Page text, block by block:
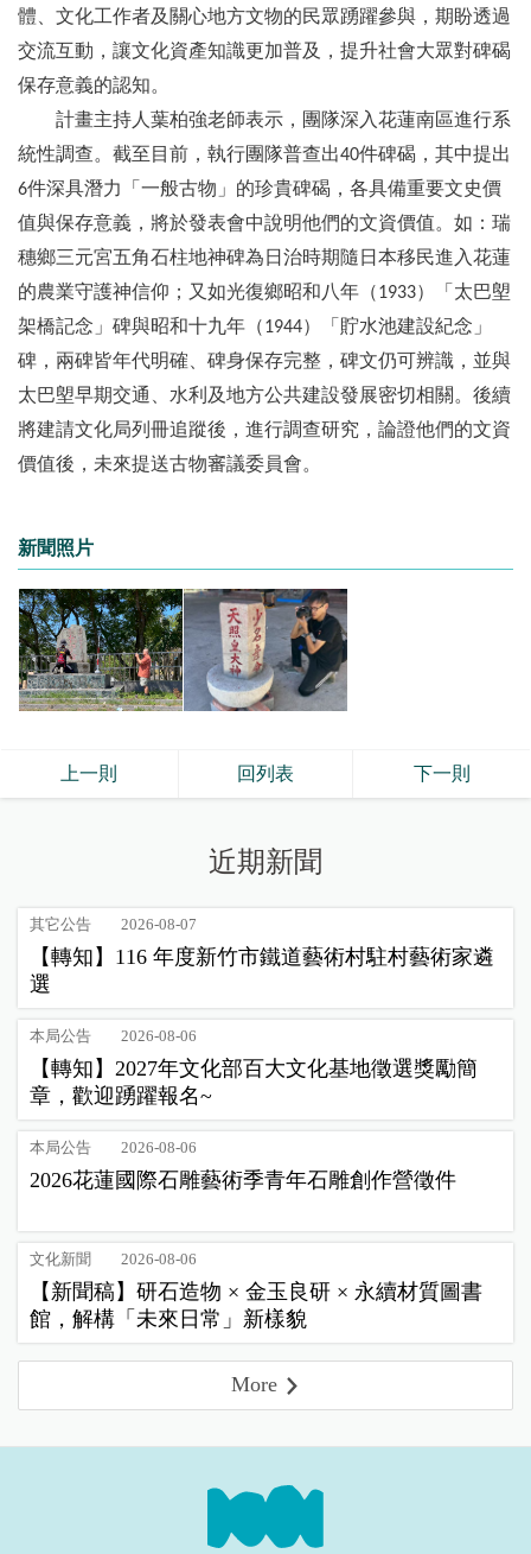
體、文化工作者及關心地方文物的民眾踴躍參與，期盼透過
交流互動，讓文化資產知識更加普及，提升社會大眾對碑碣
保存意義的認知。
計畫主持人葉柏強老師表示，團隊深入花蓮南區進行系
統性調查。截至目前，執行團隊普查出40件碑碣，其中提出
6件深具潛力「一般古物」的珍貴碑碣，各具備重要文史價
值與保存意義，將於發表會中說明他們的文資價值。如：瑞
穗鄉三元宮五角石柱地神碑為日治時期隨日本移民進入花蓮
的農業守護神信仰；又如光復鄉昭和八年（1933）「太巴塱
架橋記念」碑與昭和十九年（1944）「貯水池建設紀念」
碑，兩碑皆年代明確、碑身保存完整，碑文仍可辨識，並與
太巴塱早期交通、水利及地方公共建設發展密切相關。後續
將建請文化局列冊追蹤後，進行調查研究，論證他們的文資
價值後，未來提送古物審議委員會。
新聞照片
上一則 回列表 下一則
近期新聞
其它公告 2026-08-07
【轉知】116 年度新竹市鐵道藝術村駐村藝術家遴
選
本局公告 2026-08-06
【轉知】2027年文化部百大文化基地徵選獎勵簡
章，歡迎踴躍報名~
本局公告 2026-08-06
2026花蓮國際石雕藝術季青年石雕創作營徵件
文化新聞 2026-08-06
【新聞稿】研石造物 × 金玉良研 × 永續材質圖書
館，解構「未來日常」新樣貌
More